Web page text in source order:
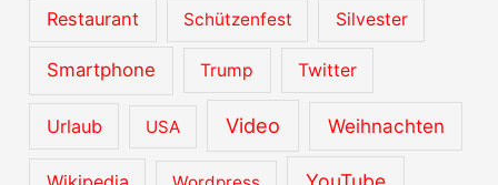
Restaurant Schützenfest Silvester
Smartphone Trump Twitter
Urlaub USA Video Weihnachten